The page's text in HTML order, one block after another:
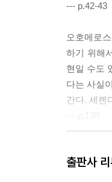
--- p.42-43
오호메로
하기 위해
현일 수도
다는 사실
간다. 세렌
6장에서
출판사